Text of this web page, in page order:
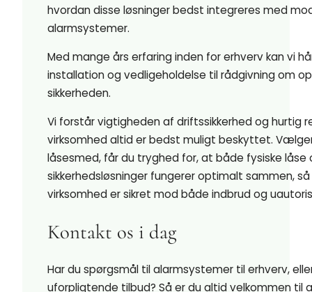
hvordan disse løsninger bedst integreres med
alarmsystemer.
Med mange års erfaring inden for erhverv kan vi
installation og vedligeholdelse til rådgivning om
sikkerheden.
Vi forstår vigtigheden af driftssikkerhed og hurtig
virksomhed altid er bedst muligt beskyttet.
låsesmed, får du tryghed for, at både fysiske låse
sikkerhedsløsninger fungerer optimalt sammen, så
virksomhed er sikret mod både indbrud og
Kontakt os i dag
Har du spørgsmål til alarmsystemer til erhverv,
uforpligtende tilbud? Så er du altid velkommen til